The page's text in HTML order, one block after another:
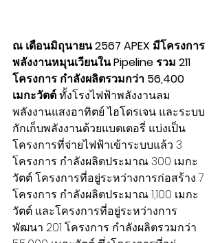
ณ เดือนมิถุนายน 2567 APEX มีโครงการ
พลังงานหมุนเวียนใน Pipeline รวม 211
โครงการ กำลังผลิตรวมกว่า 56,400
เมกะวัตต์ ทั้งโรงไฟฟ้าพลังงานลม
พลังงานแสงอาทิตย์ ไฮโดรเจน และระบบ
กักเก็บพลังงานด้วยแบตเตอรี่ แบ่งเป็น
โครงการที่จ่ายไฟฟ้าเข้าระบบแล้ว 3
โครงการ กำลังผลิตประมาณ 300 เมกะ
วัตต์ โครงการที่อยู่ระหว่างการก่อสร้าง 7
โครงการ กำลังผลิตประมาณ 1,100 เมกะ
วัตต์ และโครงการที่อยู่ระหว่างการ
พัฒนา 201 โครงการ กำลังผลิตรวมกว่า